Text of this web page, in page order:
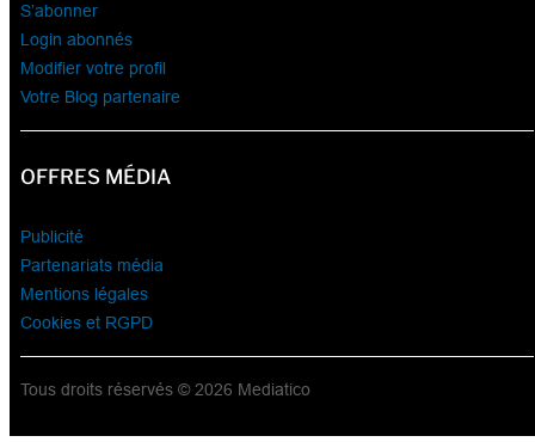
S’abonner
Login abonnés
Modifier votre profil
Votre Blog partenaire
OFFRES MÉDIA
Publicité
Partenariats média
Mentions légales
Cookies et RGPD
Tous droits réservés © 2026 Mediatico